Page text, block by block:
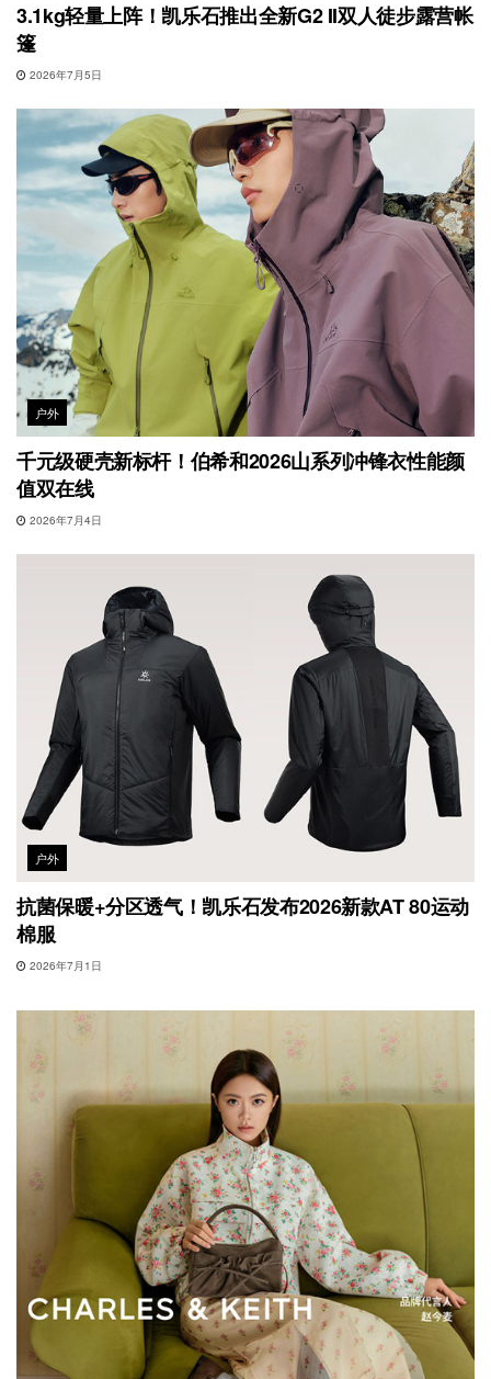
3.1kg轻量上阵！凯乐石推出全新G2 II双人徒步露营帐
篷
2026年7月5日
户外
千元级硬壳新标杆！伯希和2026山系列冲锋衣性能颜
值双在线
2026年7月4日
户外
抗菌保暖+分区透气！凯乐石发布2026新款AT 80运动
棉服
2026年7月1日